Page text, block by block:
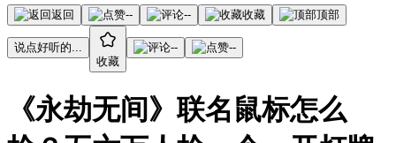
返回 -- -- 收藏 顶部
说点好听的...
收藏
-- --
《永劫无间》联名鼠标怎么